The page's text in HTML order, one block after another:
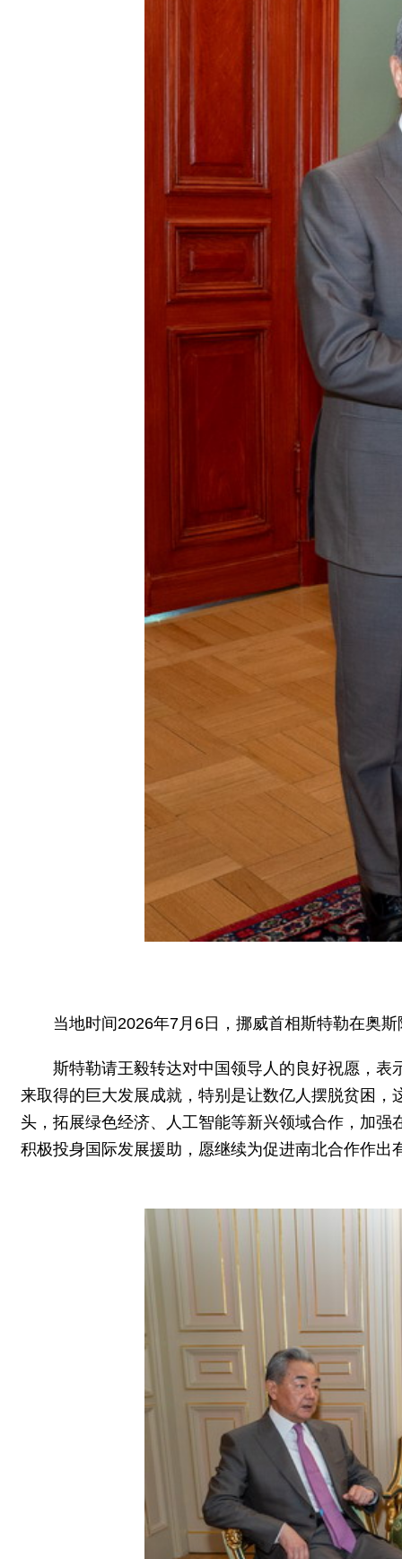
当地时间2026年7月6日，挪威首相斯特勒在奥
斯特勒请王毅转达对中国领导人的良好祝愿，
来取得的巨大发展成就，特别是让数亿人摆脱贫困
头，拓展绿色经济、人工智能等新兴领域合作，加
积极投身国际发展援助，愿继续为促进南北合作作出